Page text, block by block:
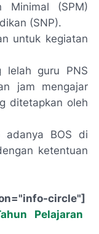
Minimal (SPM)
(SNP).
untuk kegiatan
lelah guru PNS
jam mengajar
ditetapkan oleh
adanya BOS di
ketentuan
circle"]
Pelajaran